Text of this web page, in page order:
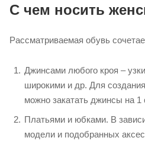
С чем носить
Рассматриваемая обувь
Джинсами любого кроя –
широкими и др. Для
можно закатать джинсы на 1
Платьями и юбками. В
модели и подобранных